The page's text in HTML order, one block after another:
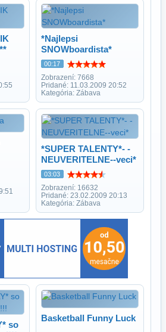
*Najlepsi
SNOWboardista*
00:17
Zobrazení: 7668
Pridané: 11.03.2009 20:52
Kategória: Zábava
*SUPER TALENTY*- -
NEUVERITELNE--veci*
03:03
Zobrazení: 16632
Pridané: 23.02.2009 20:13
Kategória: Zábava
so
Basketball Funny Luck